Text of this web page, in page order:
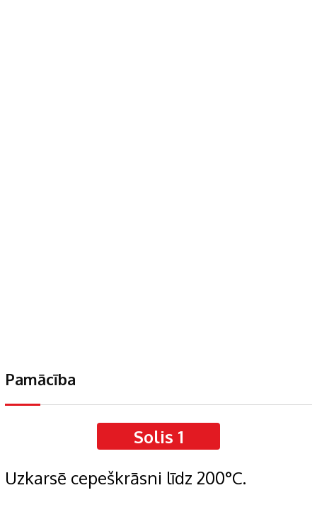
Pamācība
Solis 1
Uzkarsē cepeškrāsni līdz 200°C.